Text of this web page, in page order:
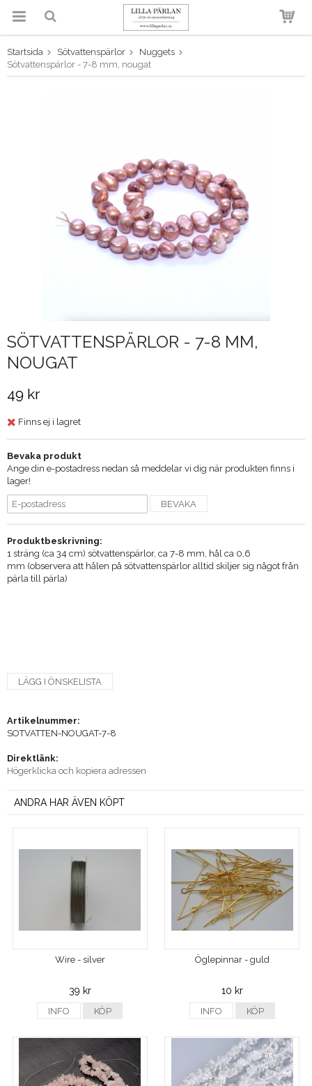
Produkten har blivit tillagd i
varukorgen
Startsida Sötvattenspärlor
Nuggets
Sötvattenspärlor - 7-8 mm, nougat
SÖTVATTENSPÄRLOR - 7-8 MM,
NOUGAT
49 kr
Finns ej i lagret
Bevaka produkt
Ange din e-postadress nedan så meddelar vi dig när produkten finns i
lager!
BEVAKA
Produktbeskrivning:
1 sträng (ca 34 cm) sötvattenspärlor, ca 7-8 mm, hål ca 0,6
mm (observera att hålen på sötvattenspärlor alltid skiljer sig något från
pärla till pärla)
LÄGG I ÖNSKELISTA
Artikelnummer:
SOTVATTEN-NOUGAT-7-8
Direktlänk:
Högerklicka och kopiera adressen
ANDRA HAR ÄVEN KÖPT
Wire - silver
39 kr
INFO KÖP
Öglepinnar - guld
10 kr
INFO KÖP